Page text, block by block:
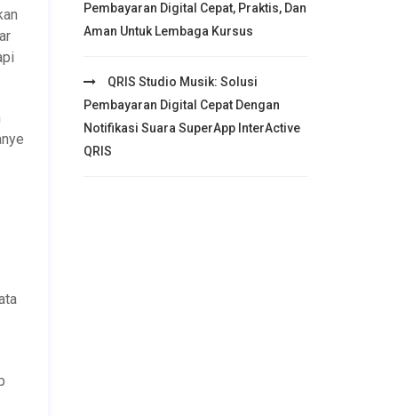
Pembayaran Digital Cepat, Praktis, Dan
Aman Untuk Lembaga Kursus
QRIS Studio Musik: Solusi
Pembayaran Digital Cepat Dengan
Notifikasi Suara SuperApp InterActive
QRIS